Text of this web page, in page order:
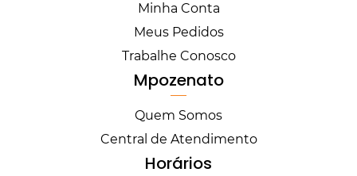
Minha Conta
Meus Pedidos
Trabalhe Conosco
Mpozenato
Quem Somos
Central de Atendimento
Horários